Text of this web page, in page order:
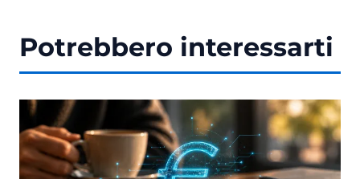
Potrebbero interessarti